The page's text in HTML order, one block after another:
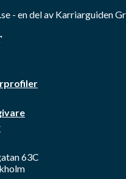
- en del av Karriarguiden
63C